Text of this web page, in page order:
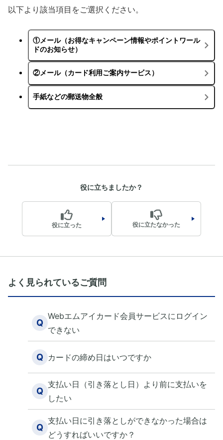
以下より該当項目をご選択ください。
役に立ちましたか？
役に立った 役に立たなかった
よく見られているご質問
Q
Webエムアイカード会員サービスにログイン
できない
Q カードの締め日はいつですか
Q
支払い日（引き落とし日）より前に支払いを
したい
Q
支払い日に引き落としができなかった場合は
どうすればいいですか？